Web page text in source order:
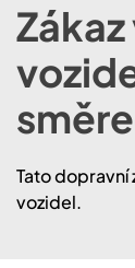
​​Tato dopravní
vozidel.